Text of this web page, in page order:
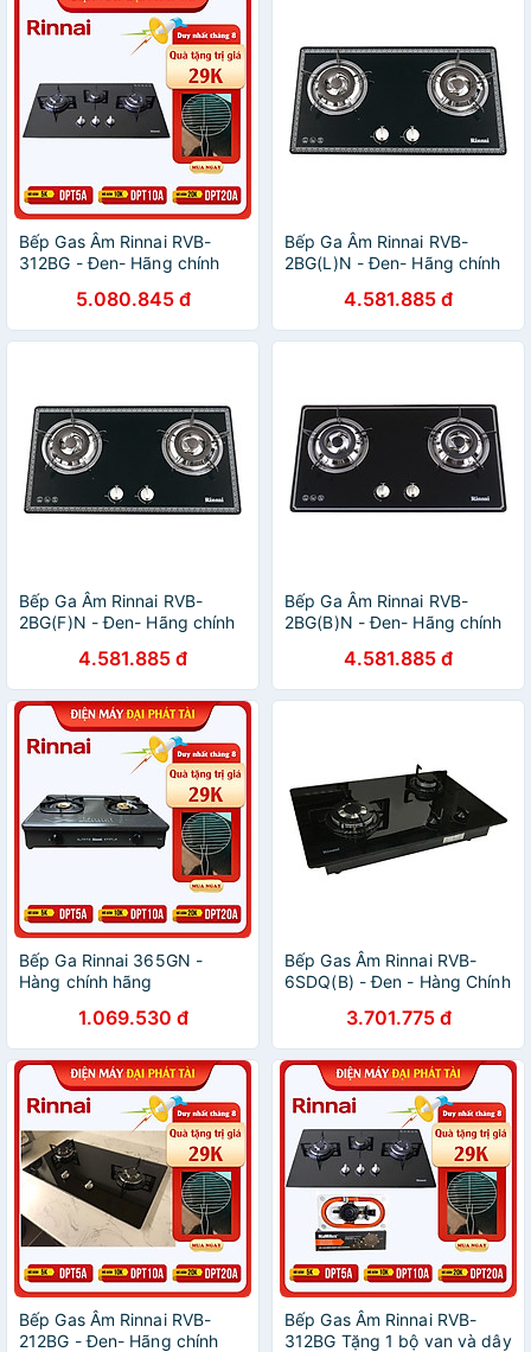
Bếp Gas Âm Rinnai RVB-
312BG - Đen- Hãng chính
5.080.845 đ
Bếp Ga Âm Rinnai RVB-
2BG(L)N - Đen- Hãng chính
4.581.885 đ
Bếp Ga Âm Rinnai RVB-
2BG(F)N - Đen- Hãng chính
4.581.885 đ
Bếp Ga Âm Rinnai RVB-
2BG(B)N - Đen- Hãng chính
4.581.885 đ
Bếp Ga Rinnai 365GN -
Hàng chính hãng
1.069.530 đ
Bếp Gas Âm Rinnai RVB-
6SDQ(B) - Đen - Hàng Chính
3.701.775 đ
Bếp Gas Âm Rinnai RVB-
212BG - Đen- Hãng chính
Bếp Gas Âm Rinnai RVB-
312BG Tặng 1 bộ van và dây